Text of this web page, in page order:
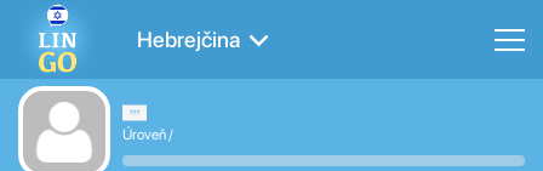
Hebrejčina
Úroveň/